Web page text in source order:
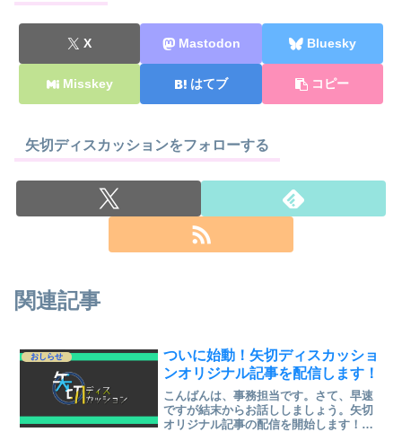
X Mastodon Bluesky
Misskey はてブ コピー
矢切ディスカッションをフォローする
関連記事
おしらせ
ついに始動！矢切ディスカッショ
ンオリジナル記事を配信します！
こんばんは、事務担当です。さて、早速
ですが結末からお話ししましょう。矢切
オリジナル記事の配信を開始します！い